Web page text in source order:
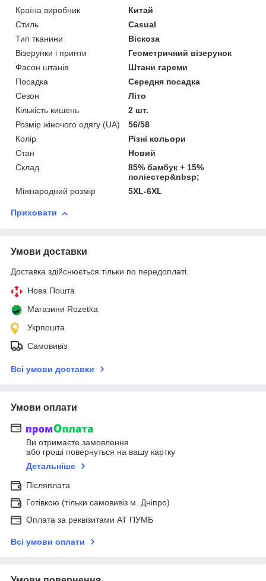
Країна виробник
Китай
Стиль
Casual
Тип тканини
Віскоза
Візерунки і принти
Геометричний візерунок
Фасон штанів
Штани гареми
Посадка
Середня посадка
Сезон
Літо
Кількість кишень
2 шт.
Розмір жіночого одягу (UA)
56/58
Колір
Різні кольори
Стан
Новий
Склад
85% бамбук + 15%
поліестер&nbsp;
Міжнародний розмір
5XL-6XL
Приховати
Умови доставки
Доставка здійснюється тільки по передоплаті.
Нова Пошта
Магазини Rozetka
Укрпошта
Самовивіз
Всі умови доставки
Умови оплати
Ви отримаєте замовлення
або гроші повернуться на вашу картку
Детальніше
Післяплата
Готівкою (тільки самовивіз м. Дніпро)
Оплата за реквізитами АТ ПУМБ
Всі умови оплати